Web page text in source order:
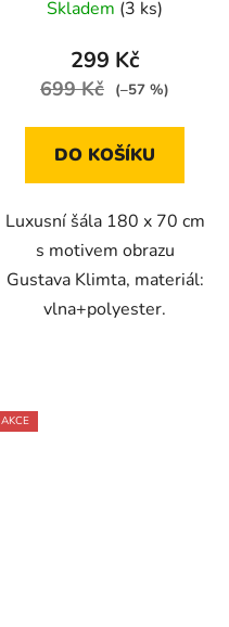
Skladem (3 ks)
299 Kč
699 Kč (–57 %)
DO KOŠÍKU
Luxusní šála 180 x 70 cm
s motivem obrazu
Gustava Klimta, materiál:
vlna+polyester.
AKCE